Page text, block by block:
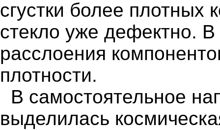
сгустки более плотных
стекло уже дефектно.
расслоения
плотности.
В самостоятельное
выделилась